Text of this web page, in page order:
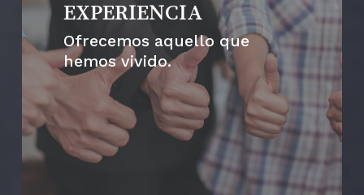
EXPERIENCIA
Ofrecemos aquello que
hemos vivido.